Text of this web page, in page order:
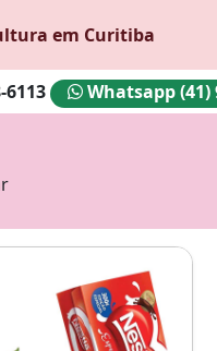
em Curitiba
6113 Whatsapp (41)